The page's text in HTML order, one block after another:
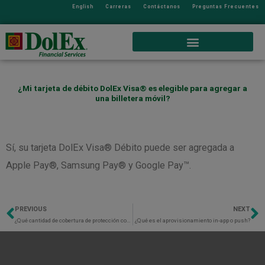
English Carreras Contáctanos Preguntas Frecuentes
¿Mi tarjeta de débito DolEx Visa® es elegible para agregar a
una billetera móvil?
Sí, su tarjeta DolEx Visa® Débito puede ser agregada a
Apple Pay®, Samsung Pay® y Google Pay™.
Previo
PREVIOUS NEXT
¿Qué es el aprovisionamiento in-app o push?